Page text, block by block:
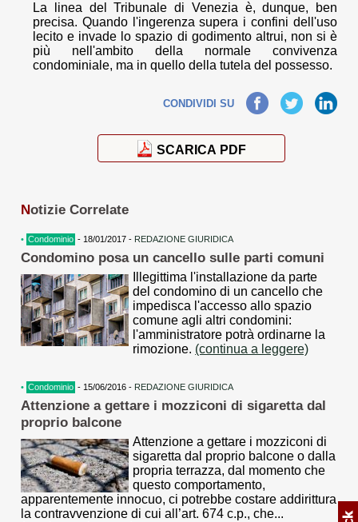
La linea del Tribunale di Venezia è, dunque, ben
precisa. Quando l'ingerenza supera i confini dell'uso
lecito e invade lo spazio di godimento altrui, non si è
più nell'ambito della normale convivenza
condominiale, ma in quello della tutela del possesso.
CONDIVIDI SUFacebook TwitterLinkedIn
SCARICA PDF
Notizie Correlate
• Condominio - 18/01/2017 - REDAZIONE GIURIDICA
Condomino posa un cancello sulle parti comuni
Illegittima l'installazione da parte
del condomino di un cancello che
impedisca l'accesso allo spazio
comune agli altri condomini:
l'amministratore potrà ordinarne la
rimozione. (continua a leggere)
• Condominio - 15/06/2016 - REDAZIONE GIURIDICA
Attenzione a gettare i mozziconi di sigaretta dal
proprio balcone
Attenzione a gettare i mozziconi di
sigaretta dal proprio balcone o dalla
propria terrazza, dal momento che
questo comportamento,
apparentemente innocuo, ci potrebbe costare addirittura
la contravvenzione di cui all’art. 674 c.p., che...